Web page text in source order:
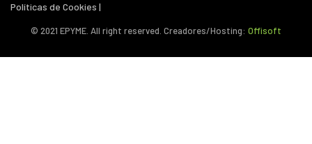
Políticas de Cookies |
© 2021 EPYME. All right reserved. Creadores/Hosting: Offisoft